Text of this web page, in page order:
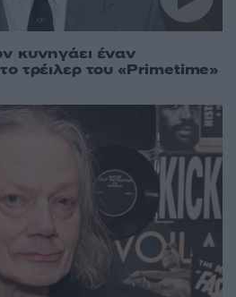
κυνηγάει έναν
τρέιλερ του «Primetime»